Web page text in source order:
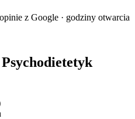
z Google · godziny otwarcia